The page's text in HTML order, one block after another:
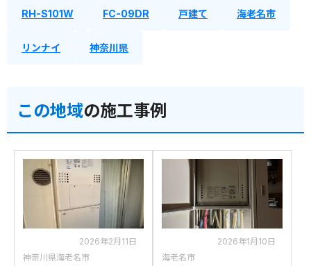
RH-S101W FC-09DR 戸建て 海老名市
リンナイ 神奈川県
この地域の施工事例
2026年2月11日
神奈川県海老名市
2026年1月10日
海老名市